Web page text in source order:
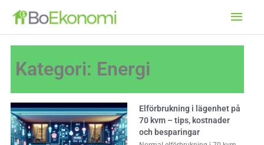
Hoppa
Kategori: Energi
Elförbrukning i lägenhet på
70 kvm – tips, kostnader
och besparingar